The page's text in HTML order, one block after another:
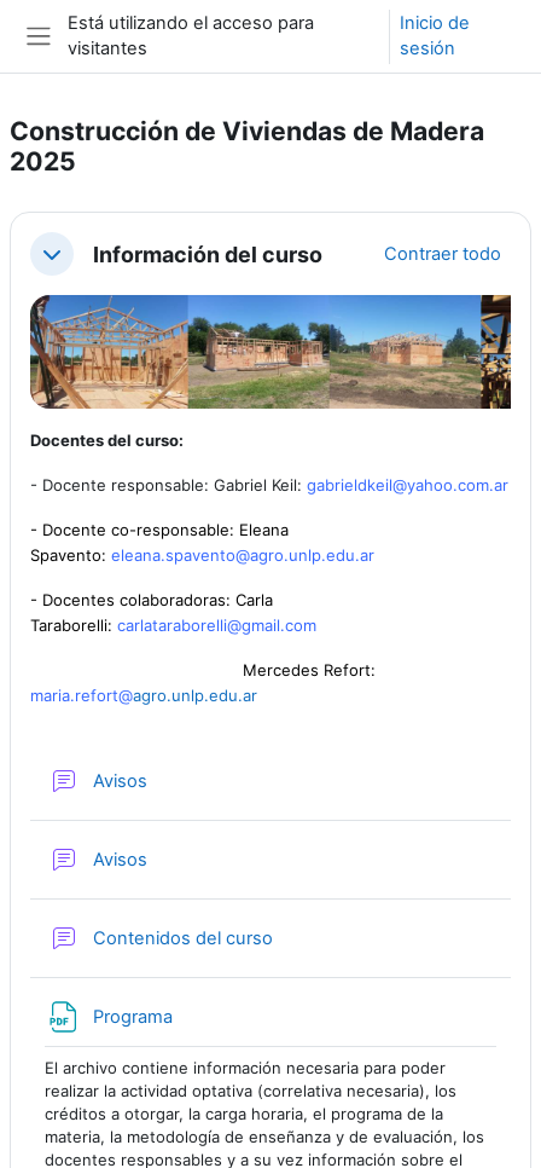
Salta al contenido principal
Panel lateral
Está utilizando el acceso para
visitantes
Inicio de
sesión
Construcción de Viviendas de Madera
2025
Esquema de sección
ContraerInformación del curso Contraer todo
Docentes del curso:
- Docente responsable: Gabriel Keil: gabrieldkeil@yahoo.com.ar
- Docente co-responsable: Eleana
Spavento: eleana.spavento@agro.unlp.edu.ar
- Docentes colaboradoras: Carla
Taraborelli: carlataraborelli@gmail.com
Mercedes Refort:
maria.refort@agro.unlp.edu.ar
Avisos
Avisos
Contenidos del curso
Programa
El archivo contiene información necesaria para poder
realizar la actividad optativa (correlativa necesaria), los
créditos a otorgar, la carga horaria, el programa de la
materia, la metodología de enseñanza y de evaluación, los
docentes responsables y a su vez información sobre el